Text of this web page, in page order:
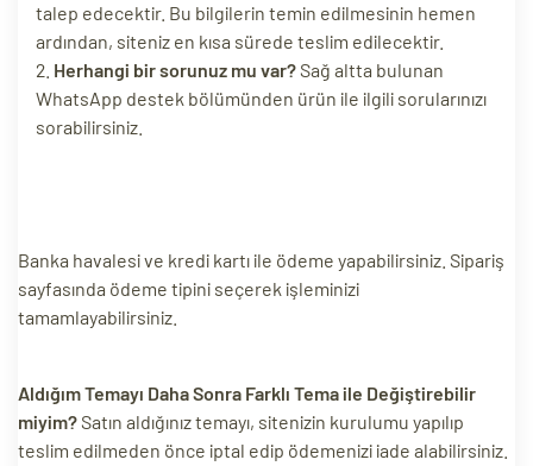
talep edecektir. Bu bilgilerin temin edilmesinin hemen
ardından, siteniz en kısa sürede teslim edilecektir.
Herhangi bir sorunuz mu var?Sağ altta bulunan
WhatsApp destek bölümünden ürün ile ilgili sorularınızı
sorabilirsiniz.
Banka havalesi ve kredi kartı ile ödeme yapabilirsiniz. Sipariş
sayfasında ödeme tipini seçerek işleminizi
tamamlayabilirsiniz.
Aldığım Temayı Daha Sonra Farklı Tema ile Değiştirebilir
miyim?Satın aldığınız temayı, sitenizin kurulumu yapılıp
teslim edilmeden önce iptal edip ödemenizi iade alabilirsiniz.